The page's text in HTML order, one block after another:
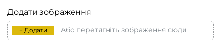
Додати зображення
+ Додати Або перетягніть зображення сюди